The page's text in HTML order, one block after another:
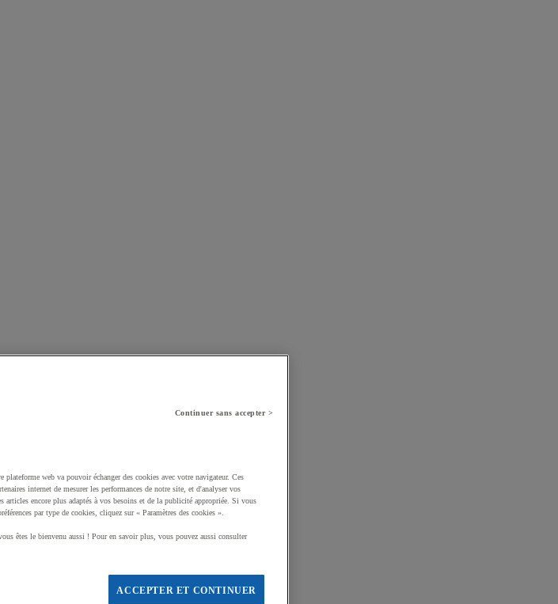
Continuer sans accepter >
web va pouvoir échanger des cookies avec votre navigateur. Ces
internet de mesurer les performances de notre site, et d'analyser vos
articles encore plus adaptés à vos besoins et de la publicité appropriée. Si vous
par type de cookies, cliquez sur « Paramètres des cookies ».
êtes le bienvenu aussi ! Pour en savoir plus, vous pouvez aussi consulter
ACCEPTER ET CONTINUER